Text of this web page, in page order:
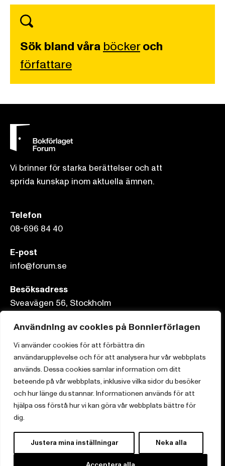
Användning av cookies på Bonnierförlagen
Vi använder cookies för att förbättra din
användarupplevelse och för att analysera hur vår webbplats
används. Dessa cookies samlar information om ditt
beteende på vår webbplats, inklusive vilka sidor du besöker
och hur länge du stannar. Informationen används för att
hjälpa oss förstå hur vi kan göra vår webbplats bättre för
dig.
Justera mina inställningar Neka alla
Sök bland våra böckeroch
författare
Vi brinner för starka berättelser och att
sprida kunskap inom aktuella ämnen.
Telefon
08-696 84 40
E-post
info@forum.se
Besöksadress
Sveavägen 56, Stockholm
Postadress
Box 3159, 103 63 Stockholm
Om Bonnierförlagen
Cookies
Integritetspolicy